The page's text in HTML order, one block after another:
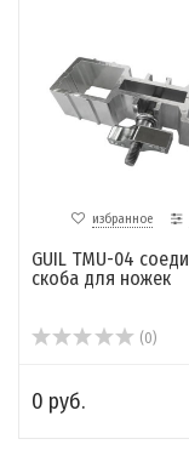
избранное
GUIL TMU-04
скоба для ножек
(0)
0 руб.